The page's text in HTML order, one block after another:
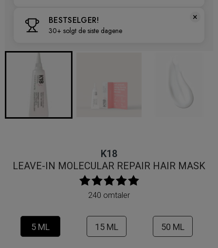
BESTSELGER!
30+ solgt de siste dagene
×
K18
LEAVE-IN MOLECULAR REPAIR HAIR MASK
240 omtaler
5 ML 15 ML 50 ML